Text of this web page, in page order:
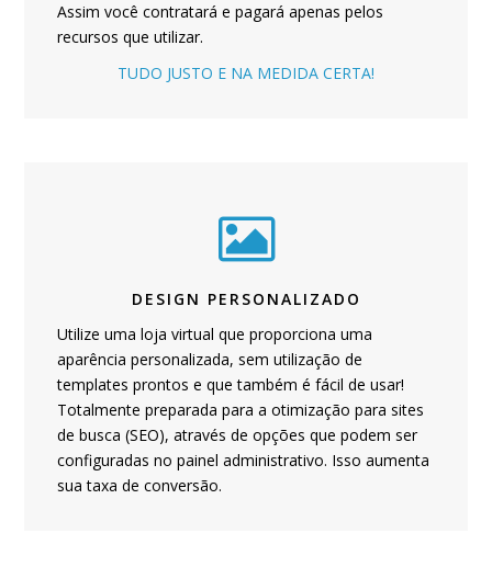
Assim você contratará e pagará apenas pelos
recursos que utilizar.
TUDO JUSTO E NA MEDIDA CERTA!
DESIGN PERSONALIZADO
Utilize uma loja virtual que proporciona uma
aparência personalizada, sem utilização de
templates prontos e que também é fácil de usar!
Totalmente preparada para a otimização para sites
de busca (SEO), através de opções que podem ser
configuradas no painel administrativo. Isso aumenta
sua taxa de conversão.